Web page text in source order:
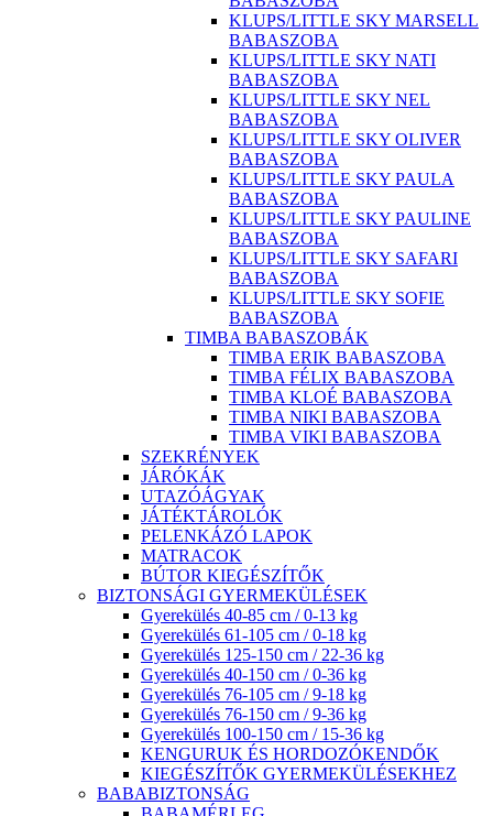
KLUPS/LITTLE SKY MARSELL
BABASZOBA
KLUPS/LITTLE SKY NATI
BABASZOBA
KLUPS/LITTLE SKY NEL
BABASZOBA
KLUPS/LITTLE SKY OLIVER
BABASZOBA
KLUPS/LITTLE SKY PAULA
BABASZOBA
KLUPS/LITTLE SKY PAULINE
BABASZOBA
KLUPS/LITTLE SKY SAFARI
BABASZOBA
KLUPS/LITTLE SKY SOFIE
BABASZOBA
TIMBA BABASZOBÁK
TIMBA ERIK BABASZOBA
TIMBA FÉLIX BABASZOBA
TIMBA KLOÉ BABASZOBA
TIMBA NIKI BABASZOBA
TIMBA VIKI BABASZOBA
SZEKRÉNYEK
JÁRÓKÁK
UTAZÓÁGYAK
JÁTÉKTÁROLÓK
PELENKÁZÓ LAPOK
MATRACOK
BÚTOR KIEGÉSZÍTŐK
BIZTONSÁGI GYERMEKÜLÉSEK
Gyerekülés 40-85 cm / 0-13 kg
Gyerekülés 61-105 cm / 0-18 kg
Gyerekülés 125-150 cm / 22-36 kg
Gyerekülés 40-150 cm / 0-36 kg
Gyerekülés 76-105 cm / 9-18 kg
Gyerekülés 76-150 cm / 9-36 kg
Gyerekülés 100-150 cm / 15-36 kg
KENGURUK ÉS HORDOZÓKENDŐK
KIEGÉSZÍTŐK GYERMEKÜLÉSEKHEZ
BABABIZTONSÁG